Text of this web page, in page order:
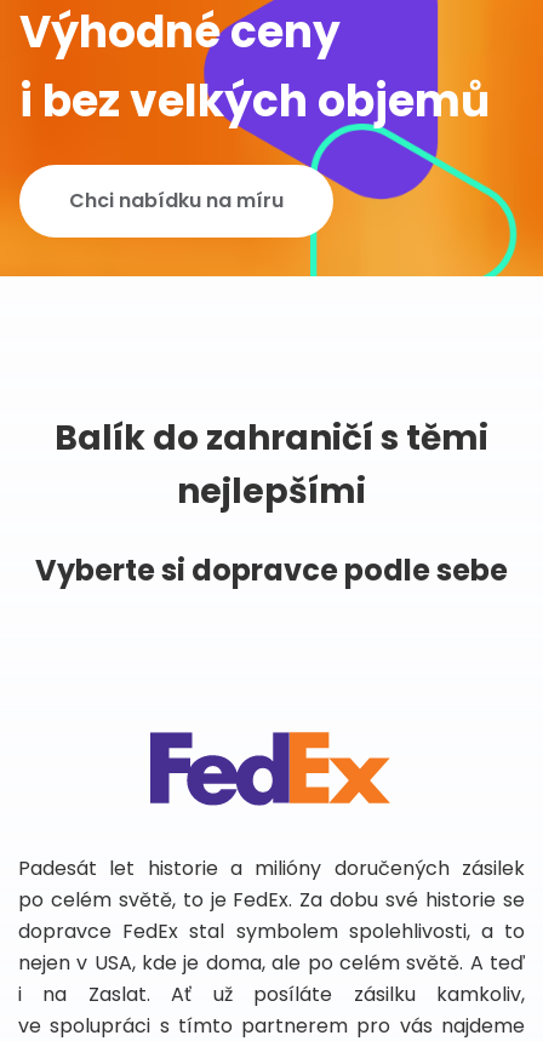
Výhodné ceny
i bez velkých objemů
Chci nabídku na míru
Balík do zahraničí s těmi
nejlepšími
Vyberte si dopravce podle sebe
Padesát let historie a milióny doručených zásilek
po celém světě, to je FedEx. Za dobu své historie se
dopravce FedEx stal symbolem spolehlivosti, a to
nejen v USA, kde je doma, ale po celém světě. A teď
i na Zaslat. Ať už posíláte zásilku kamkoliv,
ve spolupráci s tímto partnerem pro vás najdeme